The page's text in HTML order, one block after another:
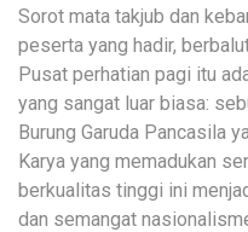
Sorot mata takjub dan
peserta yang hadir,
Pusat perhatian pagi itu
yang sangat luar biasa:
Burung Garuda Pancasila
Karya yang memadukan
berkualitas tinggi ini
dan semangat